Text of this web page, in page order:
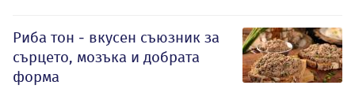
Риба тон - вкусен съюзник за
сърцето, мозъка и добрата
форма